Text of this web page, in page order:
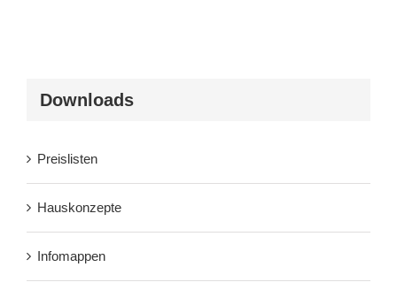
Downloads
Preislisten
Hauskonzepte
Infomappen